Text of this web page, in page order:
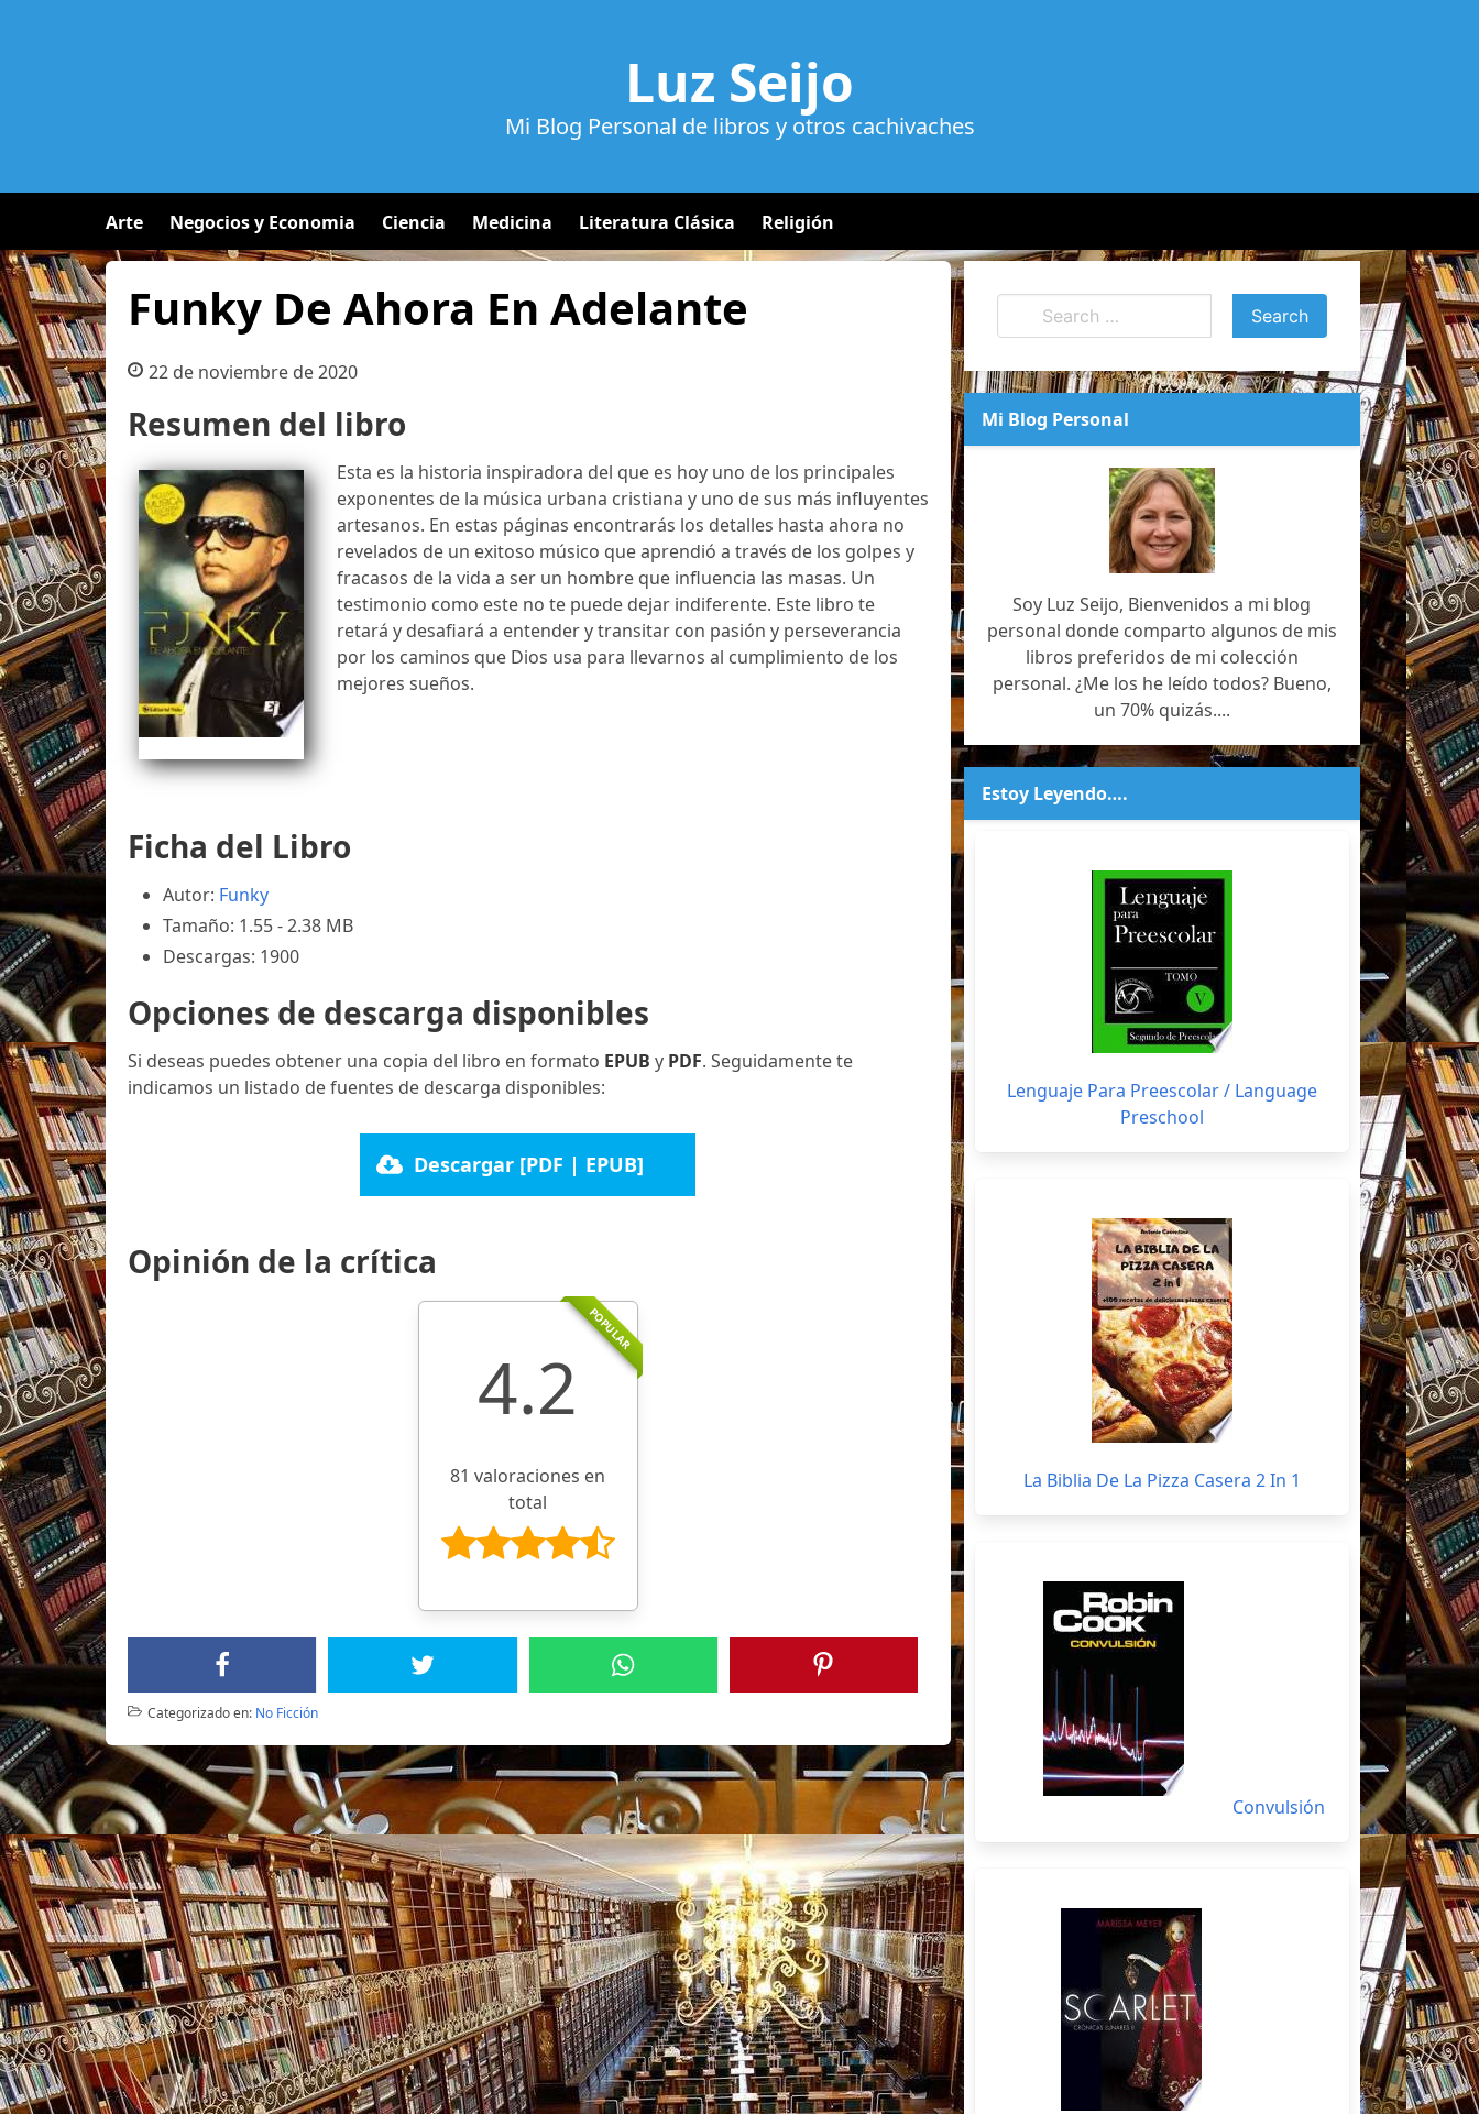
Luz Seijo
Mi Blog Personal de libros y otros cachivaches
Arte Negocios y Economia Ciencia Medicina Literatura Clásica Religión
Funky De Ahora En Adelante
22 de noviembre de 2020
Resumen del libro
Esta es la historia inspiradora del que es hoy uno de los principales
exponentes de la música urbana cristiana y uno de sus más influyentes
artesanos. En estas páginas encontrarás los detalles hasta ahora no
revelados de un exitoso músico que aprendió a través de los golpes y
fracasos de la vida a ser un hombre que influencia las masas. Un
testimonio como este no te puede dejar indiferente. Este libro te
retará y desafiará a entender y transitar con pasión y perseverancia
por los caminos que Dios usa para llevarnos al cumplimiento de los
mejores sueños.
Ficha del Libro
Autor: Funky
Tamaño: 1.55 - 2.38 MB
Descargas: 1900
Opciones de descarga disponibles
Si deseas puedes obtener una copia del libro en formato EPUB y PDF. Seguidamente te
indicamos un listado de fuentes de descarga disponibles:
Descargar [PDF | EPUB]
Opinión de la crítica
POPULAR
4.2
81 valoraciones en
total
Categorizado en: No Ficción
Mi Blog Personal
Soy Luz Seijo, Bienvenidos a mi blog
personal donde comparto algunos de mis
libros preferidos de mi colección
personal. ¿Me los he leído todos? Bueno,
un 70% quizás....
Estoy Leyendo….
Lenguaje Para Preescolar / Language
Preschool
La Biblia De La Pizza Casera 2 In 1
Convulsión